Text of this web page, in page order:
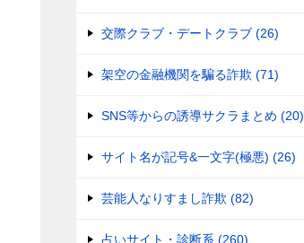
交際クラブ・デートクラブ (26)
架空の金融機関を騙る詐欺 (71)
SNS等からの誘導サクラまとめ (20)
サイト名が記号&一文字(極悪) (26)
芸能人なりすまし詐欺 (82)
占いサイト・診断系 (260)